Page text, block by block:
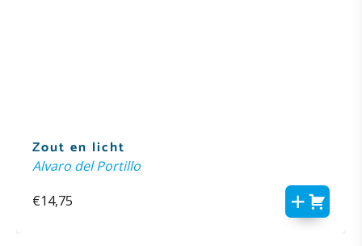
Zout en licht
Alvaro del Portillo
€14,75